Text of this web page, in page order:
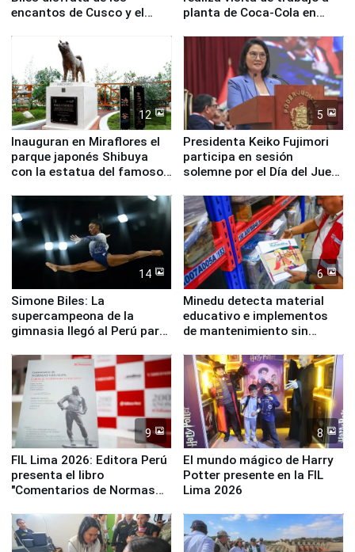
encantos de Cusco y el
planta de Coca-Cola en
12
Inauguran en Miraflores el
parque japonés Shibuya
con la estatua del famoso
5
Presidenta Keiko Fujimori
participa en sesión
solemne por el Día del Juez
14
Simone Biles: La
supercampeona de la
gimnasia llegó al Perú para
Panamericanos Lima 2027
6
Minedu detecta material
educativo e implementos
de mantenimiento sin
la UGEL 2
9
FIL Lima 2026: Editora Perú
presenta el libro
"Comentarios de Normas
Derecho Colectivo"
8
El mundo mágico de Harry
Potter presente en la FIL
Lima 2026